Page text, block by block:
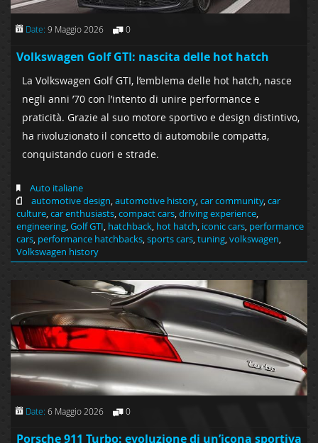
Date: 9 Maggio 2026 0
Volkswagen Golf GTI: nascita delle hot hatch
La Volkswagen Golf GTI, l’emblema delle hot hatch, nasce
negli anni ’70 con l’intento di unire performance e
praticità. Grazie al suo motore sportivo e design distintivo,
ha rivoluzionato il concetto di automobile compatta,
conquistando cuori e strade.
Auto italiane
automotive design,automotive history,car community,car
culture,car enthusiasts,compact cars,driving experience,
engineering,Golf GTI, hatchback, hot hatch, iconic cars, performance
cars, performance hatchbacks,sports cars,tuning,volkswagen,
Volkswagen history
Date: 6 Maggio 2026 0
Porsche 911 Turbo: evoluzione di un’icona sportiva